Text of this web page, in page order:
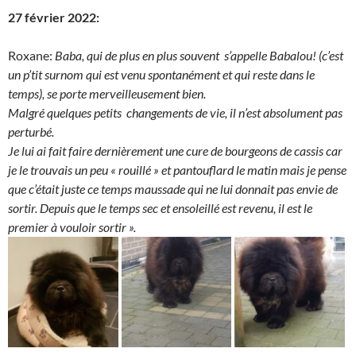
27 février 2022:
Roxane: Baba, qui de plus en plus souvent s’appelle Babalou! (c’est
un p’tit surnom qui est venu spontanément et qui reste dans le
temps), se porte merveilleusement bien.
Malgré quelques petits changements de vie, il n’est absolument pas
perturbé.
Je lui ai fait faire dernièrement une cure de bourgeons de cassis car
je le trouvais un peu « rouillé » et pantouflard le matin mais je pense
que c’était juste ce temps maussade qui ne lui donnait pas envie de
sortir. Depuis que le temps sec et ensoleillé est revenu, il est le
premier à vouloir sortir ».